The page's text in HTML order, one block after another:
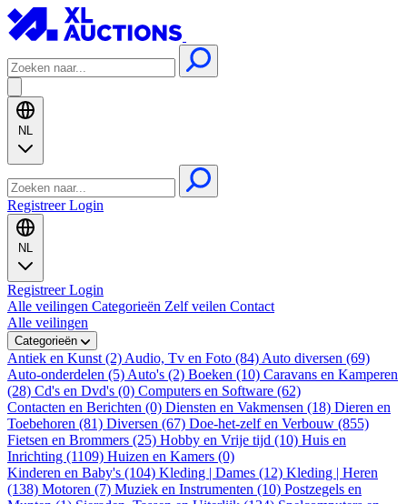
NL
RegistreerLogin
NL
RegistreerLogin
Alle veilingen Categorieën Zelf veilen Contact
Alle veilingen
Categorieën
Antiek en Kunst (2) Audio, Tv en Foto (84) Auto diversen (69)
Auto-onderdelen (5) Auto's (2) Boeken (10) Caravans en Kamperen
(28) Cd's en Dvd's (0) Computers en Software (62)
Contacten en Berichten (0) Diensten en Vakmensen (18) Dieren en
Toebehoren (81) Diversen (67) Doe-het-zelf en Verbouw (855)
Fietsen en Brommers (25) Hobby en Vrije tijd (10) Huis en
Inrichting (1109) Huizen en Kamers (0)
Kinderen en Baby's (104) Kleding | Dames (12) Kleding | Heren
(138) Motoren (7) Muziek en Instrumenten (10) Postzegels en